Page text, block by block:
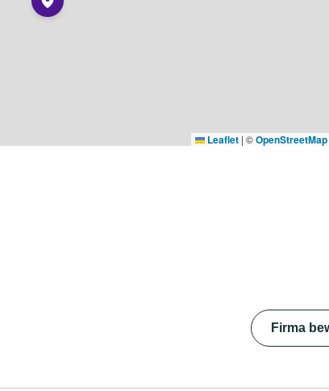
Leaflet | ©OpenStreetMap
Firma